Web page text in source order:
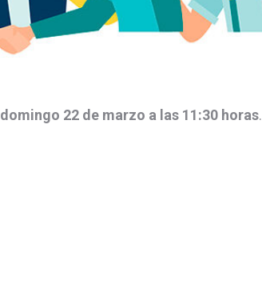
domingo 22 de marzo a las 11:30 horas.